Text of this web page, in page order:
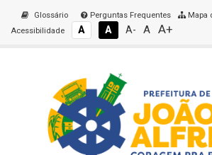
Glossário Perguntas Frequentes
Mapa
Acessibilidade
A A A- A A+